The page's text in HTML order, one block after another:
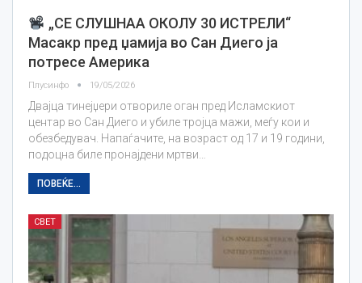
„СЕ СЛУШНАА ОКОЛУ 30 ИСТРЕЛИ“
Maсакр пред џамија во Сан Диего ја
потресе Америка
Плусинфо 19/05/2026
Двајца тинејџери отвориле оган пред Исламскиот
центар во Сан Диего и убиле тројца мажи, меѓу кои и
обезбедувач. Напаѓачите, на возраст од 17 и 19 години,
подоцна биле пронајдени мртви…
ПОВЕЌЕ...
СВЕТ